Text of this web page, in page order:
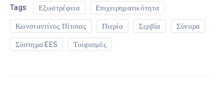
Tags: Εξωστρέφεια Επιχειρηματικότητα
Κωνσταντίνος Πίτσιας Πιερία Σερβία Σύνορα
Σύστημα EES Τουρισμός